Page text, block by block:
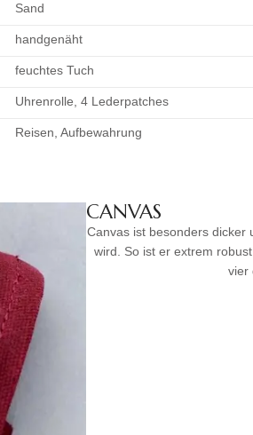
Sand
handgenäht
feuchtes Tuch
Uhrenrolle, 4 Lederpatches
Reisen, Aufbewahrung
CANVAS
Canvas ist besonders dicker
wird. So ist er extrem
vier